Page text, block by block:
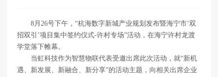
8月26号下午，“杭海数字新城产业规划发布暨海宁市‘双
招双引’项目集中签约仪式-许村专场”活动，在海宁许村龙渡
学堂落下帷幕。
当虹科技作为智慧物联代表受邀出席此次活动，就“新机
遇、新发展、新融合、新分享”的活动主题，向相关出席企业